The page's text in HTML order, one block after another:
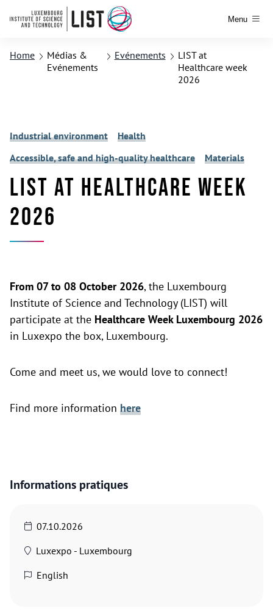
Menu
Home
Médias &
Evénements
Evénements
LIST at
Healthcare week
2026
Informations pratiques
07.10.2026
Luxexpo - Luxembourg
English
Industrial environment
Health
Accessible, safe and high-quality healthcare
Materials
LIST at Healthcare week
2026
From 07 to 08 October 2026, the Luxembourg
Institute of Science and Technology (LIST) will
participate at the Healthcare Week Luxembourg 2026
in Luxexpo the box, Luxembourg.
Come and meet us, we would love to connect!
Find more information here